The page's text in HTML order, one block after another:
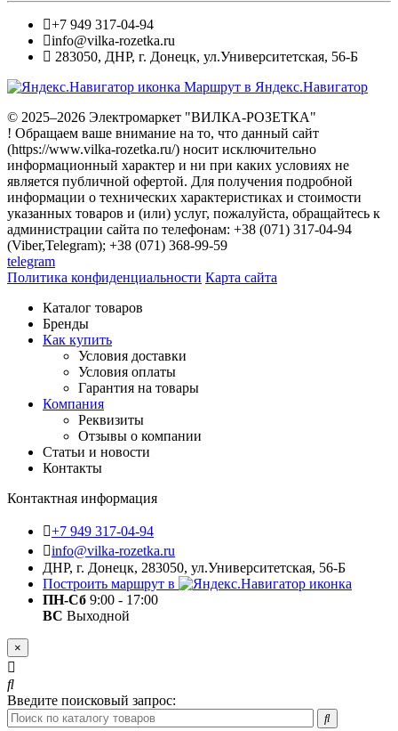
+7 949 317-04-94
info@vilka-rozetka.ru
283050, ДНР, г. Донецк, ул.Университетская, 56-Б
Маршрут в Яндекс.Навигатор
© 2025–2026 Электромаркет "ВИЛКА-РОЗЕТКА"
! Обращаем ваше внимание на то, что данный сайт
(https://www.vilka-rozetka.ru/) носит исключительно
информационный характер и ни при каких условиях не
является публичной офертой. Для получения подробной
информации о технических характеристиках и стоимости
указанных товаров и (или) услуг, пожалуйста, обращайтесь к
администрации сайта по телефонам: +38 (071) 317-04-94
(Viber,Telegram); +38 (071) 368-99-59
telegram
Политика конфиденциальности Карта сайта
Каталог товаров
Бренды
Как купить
Условия доставки
Условия оплаты
Гарантия на товары
Компания
Реквизиты
Отзывы о компании
Статьи и новости
Контакты
Контактная информация
+7 949 317-04-94
info@vilka-rozetka.ru
ДНР, г. Донецк, 283050, ул.Университетская, 56-Б
Построить маршрут в
ПН-Сб 9:00 - 17:00
ВС Выходной
×
Введите поисковый запрос: